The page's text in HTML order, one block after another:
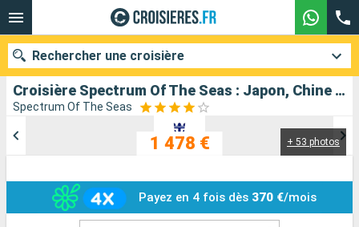
Croisière Spectrum Of The Seas : Japon, Chine au départ de Yokohama
Spectrum Of The Seas
+ 53 photos
1 478 €
Payez en 4 fois dès 370 €/mois
Rechercher une croisière
Mois de départ
Ports Compagnies